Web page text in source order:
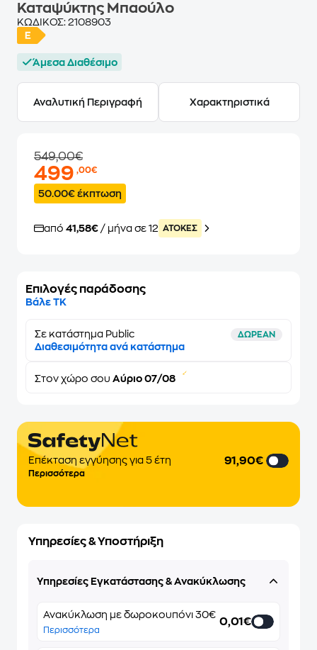
Καταψύκτης Μπαούλο
ΚΩΔΙΚΟΣ: 2108903
Άμεσα Διαθέσιμο
Αναλυτική Περιγραφή Χαρακτηριστικά
549,00€
499,00€
50.00€ έκπτωση
από 41,58€ / μήνα σε 12 ATOKEΣ
Επιλογές παράδοσης
Βάλε ΤΚ
Σε κατάστημα Public ΔΩΡΕΑΝ
Διαθεσιμότητα ανά κατάστημα
Στον χώρο σου Αύριο 07/08
Επέκταση εγγύησης για 5 έτη
Περισσότερα
91,90€
Υπηρεσίες & Υποστήριξη
Υπηρεσίες Εγκατάστασης & Ανακύκλωσης
Ανακύκλωση με δωροκουπόνι 30€
Περισσότερα
0,01€